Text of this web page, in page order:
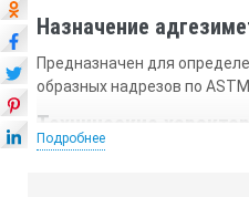
Назначение
Предназначен для
образных надрезов по ASTM
Технические
А-Х:
Подробнее